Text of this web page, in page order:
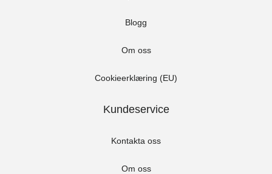
Blogg
Om oss
Cookieerklæring (EU)
Kundeservice
Kontakta oss
Om oss